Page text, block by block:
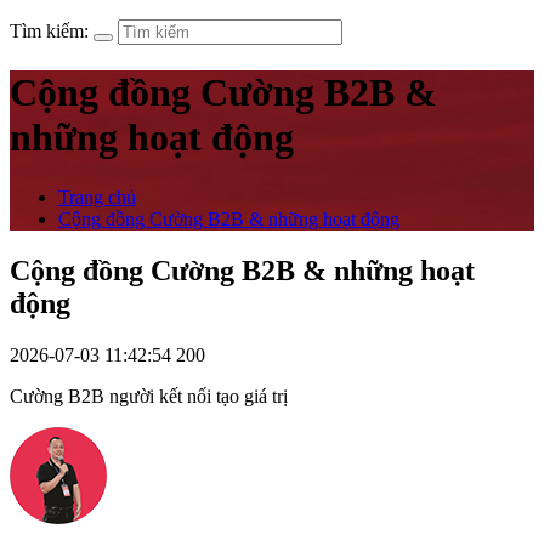
Tìm kiếm:
Cộng đồng Cường B2B &
những hoạt động
Trang chủ
Cộng đồng Cường B2B & những hoạt động
Cộng đồng Cường B2B & những hoạt
động
2026-07-03 11:42:54 200
Cường B2B người kết nối tạo giá trị